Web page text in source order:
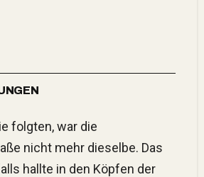
nicht mehr dieselbe. Das
hallte in den Köpfen der